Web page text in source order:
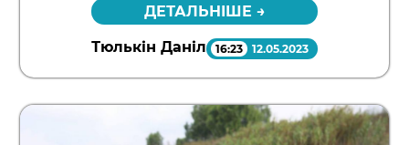
ДЕТАЛЬНІШЕ →
Тюлькін Даніл 16:23 12.05.2023